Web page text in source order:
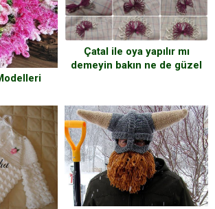
Çatal ile oya yapılır mı
demeyin bakın ne de güzel